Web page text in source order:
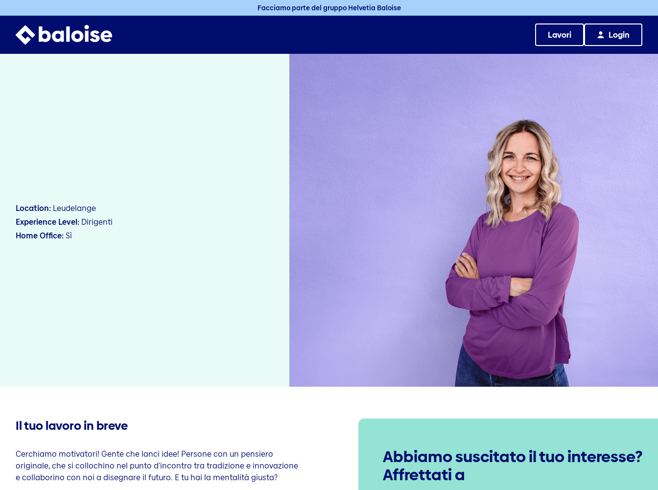
Facciamo parte del gruppo Helvetia Baloise
Lavori Login
Location Leudelange
Experience Level Dirigenti
Home OfficeSì
Il tuo lavoro in breve
Cerchiamo motivatori! Gente che lanci idee! Persone con un pensiero
originale, che si collochino nel punto d'incontro tra tradizione e innovazione
e collaborino con noi a disegnare il futuro. E tu hai la mentalità giusta?
Abbiamo suscitato il tuo interesse?
Affrettati a